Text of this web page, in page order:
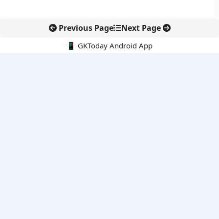
Previous Page Next Page
📱 GKToday Android App